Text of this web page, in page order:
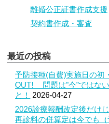
離婚公正証書作成支援
契約書作成・審査
最近の投稿
予防接種(自費)実施日の初
OUT! 問題は”今”ではな
と！
2026-04-27
2026診療報酬改定後だけ
再診料の併算定は今でも（